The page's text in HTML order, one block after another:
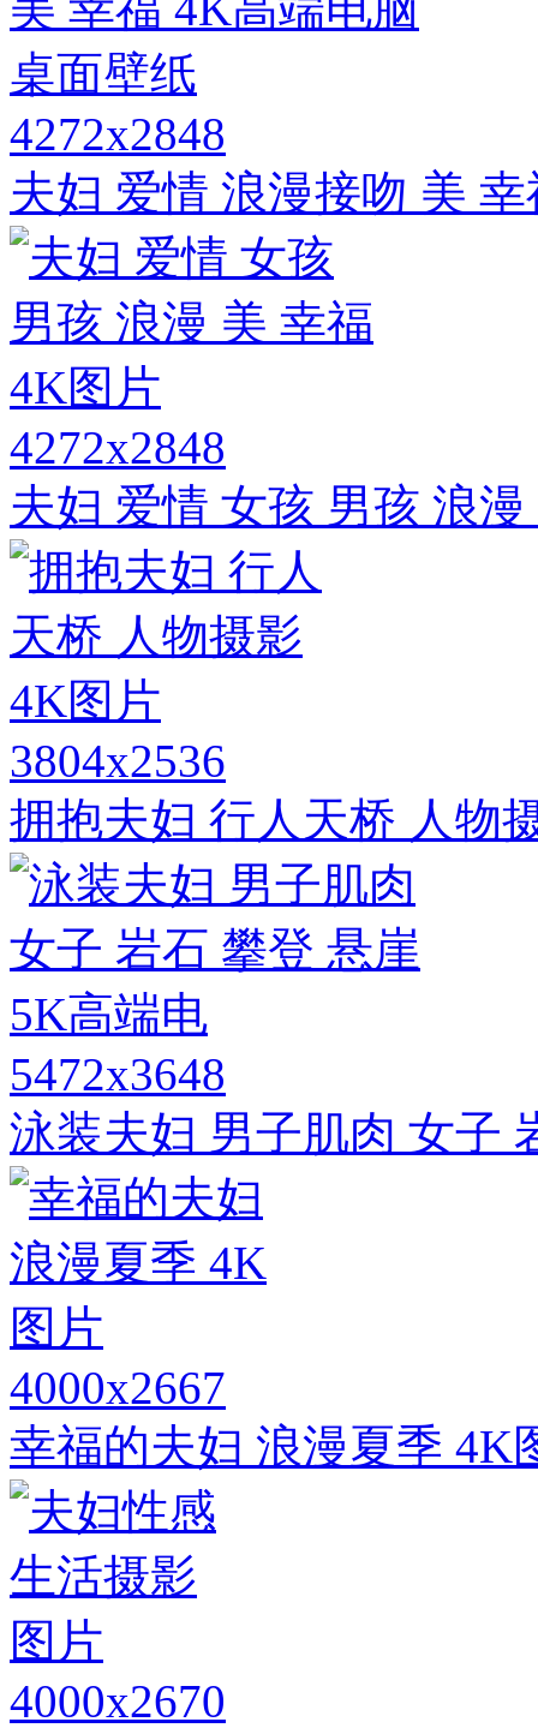
4272x2848
夫妇 爱情 浪漫接吻 美
4272x2848
夫妇 爱情 女孩 男孩 浪
3804x2536
拥抱夫妇 行人天桥 人物
5472x3648
泳装夫妇 男子肌肉 女子
4000x2667
幸福的夫妇 浪漫夏季 4K
4000x2670